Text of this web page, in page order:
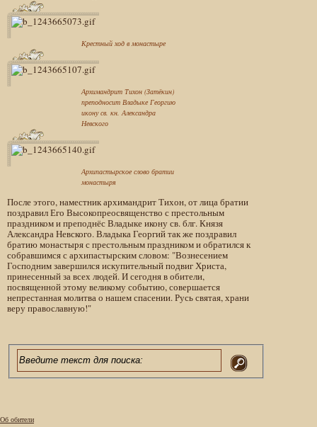
Крестный ход в монастыре
Архимандрит Тихон (Затёкин)
преподносит Владыке Георгию
икону св. кн. Александра
Невского
Архипастырское слово братии
монастыря
После этого, наместник архимандрит Тихон, от лица братии
поздравил Его Высокопреосвященство с престольным
праздником и преподнёс Владыке икону св. блг. Князя
Александра Невского. Владыка Георгий так же поздравил
братию монастыря с престольным праздником и обратился к
собравшимся с архипастырским словом: "Вознесением
Господним завершился искупительный подвиг Христа,
принесенный за всех людей. И сегодня в обители,
посвященной этому великому событию, совершается
непрестанная молитва о нашем спасении. Русь святая, храни
веру православную!"
Об обители